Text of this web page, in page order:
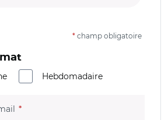
* champ obligatoire
Hebdomadaire
(champ obligatoire)